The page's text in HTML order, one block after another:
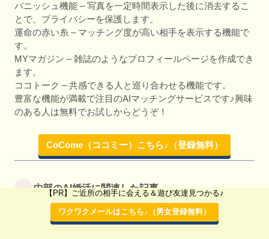
バニッシュ機能 – 写真を一定時間表示した後に消去するこ
とで、プライバシーを保護します。
運命の赤い糸 – マッチング度が高い相手を表示する機能で
す。
MYマガジン – 雑誌のようなプロフィールページを作成でき
ます。
ココトーク – 共感できる人と巡り合わせる機能です。
豊富な機能が満載で注目のAIマッチングサービスです♪興味
のある人は無料でお試しからどうぞ！
CoCome（ココミー）こちら♪（登録無料）
中部のAI婚活に関連した記事
また、ハピララでは中部にお住まいの方向けにおすすめの
【PR】ご近所の相手に会える＆遊び友達見つかる♪
ワクワクメールはこちら♪（男女登録無料）